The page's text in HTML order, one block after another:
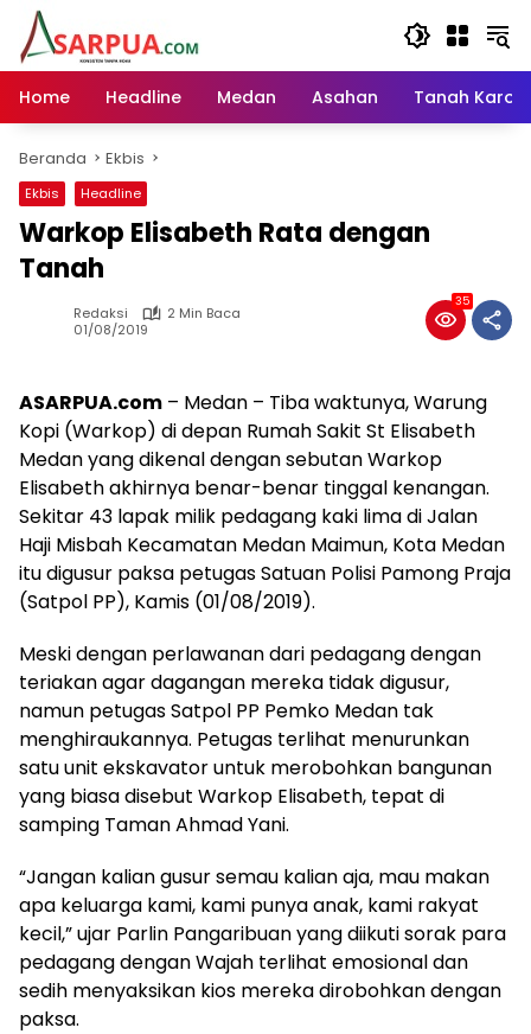
Langsung
konten
Home
Headline Medan Asahan Tanah Karo
Beranda Ekbis
Ekbis Headline
Warkop Elisabeth Rata dengan
Tanah
Redaksi
2 Min Baca
01/08/2019
35
ASARPUA.com – Medan – Tiba waktunya, Warung
Kopi (Warkop) di depan Rumah Sakit St Elisabeth
Medan yang dikenal dengan sebutan Warkop
Elisabeth akhirnya benar-benar tinggal kenangan.
Sekitar 43 lapak milik pedagang kaki lima di Jalan
Haji Misbah Kecamatan Medan Maimun, Kota Medan
itu digusur paksa petugas Satuan Polisi Pamong Praja
(Satpol PP), Kamis (01/08/2019).
Meski dengan perlawanan dari pedagang dengan
teriakan agar dagangan mereka tidak digusur,
namun petugas Satpol PP Pemko Medan tak
menghiraukannya. Petugas terlihat menurunkan
satu unit ekskavator untuk merobohkan bangunan
yang biasa disebut Warkop Elisabeth, tepat di
samping Taman Ahmad Yani.
“Jangan kalian gusur semau kalian aja, mau makan
apa keluarga kami, kami punya anak, kami rakyat
kecil,” ujar Parlin Pangaribuan yang diikuti sorak para
pedagang dengan Wajah terlihat emosional dan
sedih menyaksikan kios mereka dirobohkan dengan
paksa.